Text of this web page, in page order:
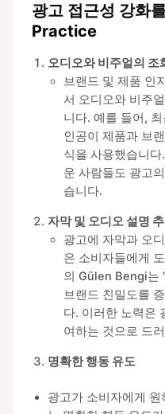
광고 접근성 강화
Practice
오디오와 비주얼의 조
브랜드 및 제품 인
서 오디오와 비주
니다. 예를 들어,
인공이 제품과 브
식을 사용했습니
운 사람들도 광고
습니다.
자막 및 오디오 설명
광고에 자막과 오
은 소비자들에게
의 Gülen Bengi는
브랜드 친밀도를
다. 이러한 노력은
여하는 것으로 드
명확한 행동 유도
광고가 소비자에게